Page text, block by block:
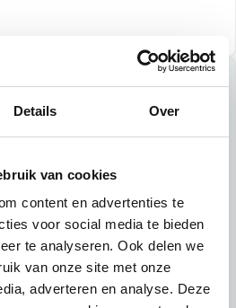
Details Over
van cookies
content en advertenties te
voor social media te bieden
te analyseren. Ook delen we
van onze site met onze
adverteren en analyse. Deze
en geef de volgende
of werkzoekend